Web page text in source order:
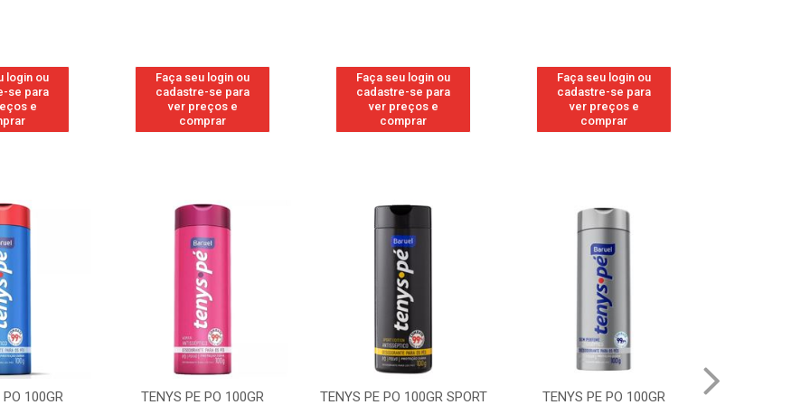
login ou
se para
e
Faça seu login ou
cadastre-se para
ver preços e
comprar
Faça seu login ou
cadastre-se para
ver preços e
comprar
Faça seu login ou
cadastre-se para
ver preços e
comprar
100GR
TENYS PE PO 100GR
TENYS PE PO 100GR SPORT
TENYS PE PO 100GR